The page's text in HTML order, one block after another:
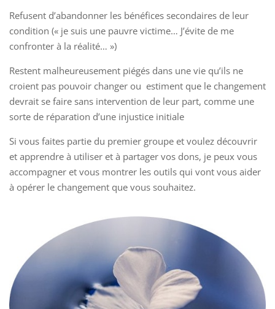
Refusent d’abandonner les bénéfices secondaires de leur
condition (« je suis une pauvre victime… J’évite de me
confronter à la réalité… »)
Restent malheureusement piégés dans une vie qu’ils ne
croient pas pouvoir changer ou estiment que le changement
devrait se faire sans intervention de leur part, comme une
sorte de réparation d’une injustice initiale
Si vous faites partie du premier groupe et voulez découvrir
et apprendre à utiliser et à partager vos dons, je peux vous
accompagner et vous montrer les outils qui vont vous aider
à opérer le changement que vous souhaitez.